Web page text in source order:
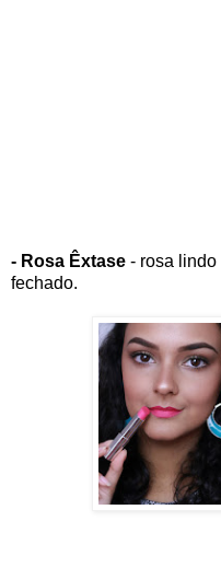
- Rosa Êxtase - rosa lindo
fechado.